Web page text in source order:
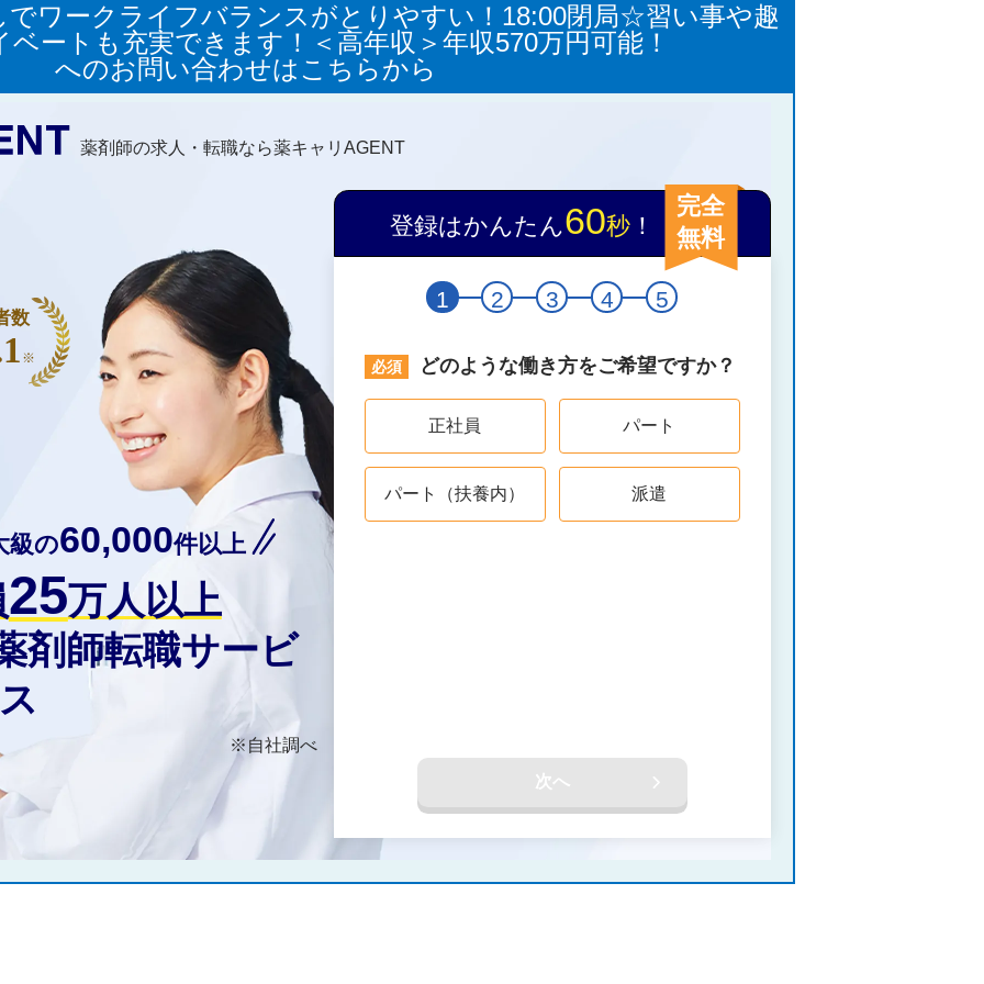
でワークライフバランスがとりやすい！18:00閉局☆習い事や趣
ートも充実できます！＜高年収＞年収570万円可能！
へのお問い合わせはこちらから
薬剤師の求人・転職なら薬キャリAGENT
級の60,000件以上
25万人以上
剤師転職サービ
ス
※自社調べ
数
※
登録はかんたん60秒！
完全
無料
1 2 3 4 5
どのような働き方をご希望ですか？
正社員 パート
パート（扶養内） 派遣
次へ